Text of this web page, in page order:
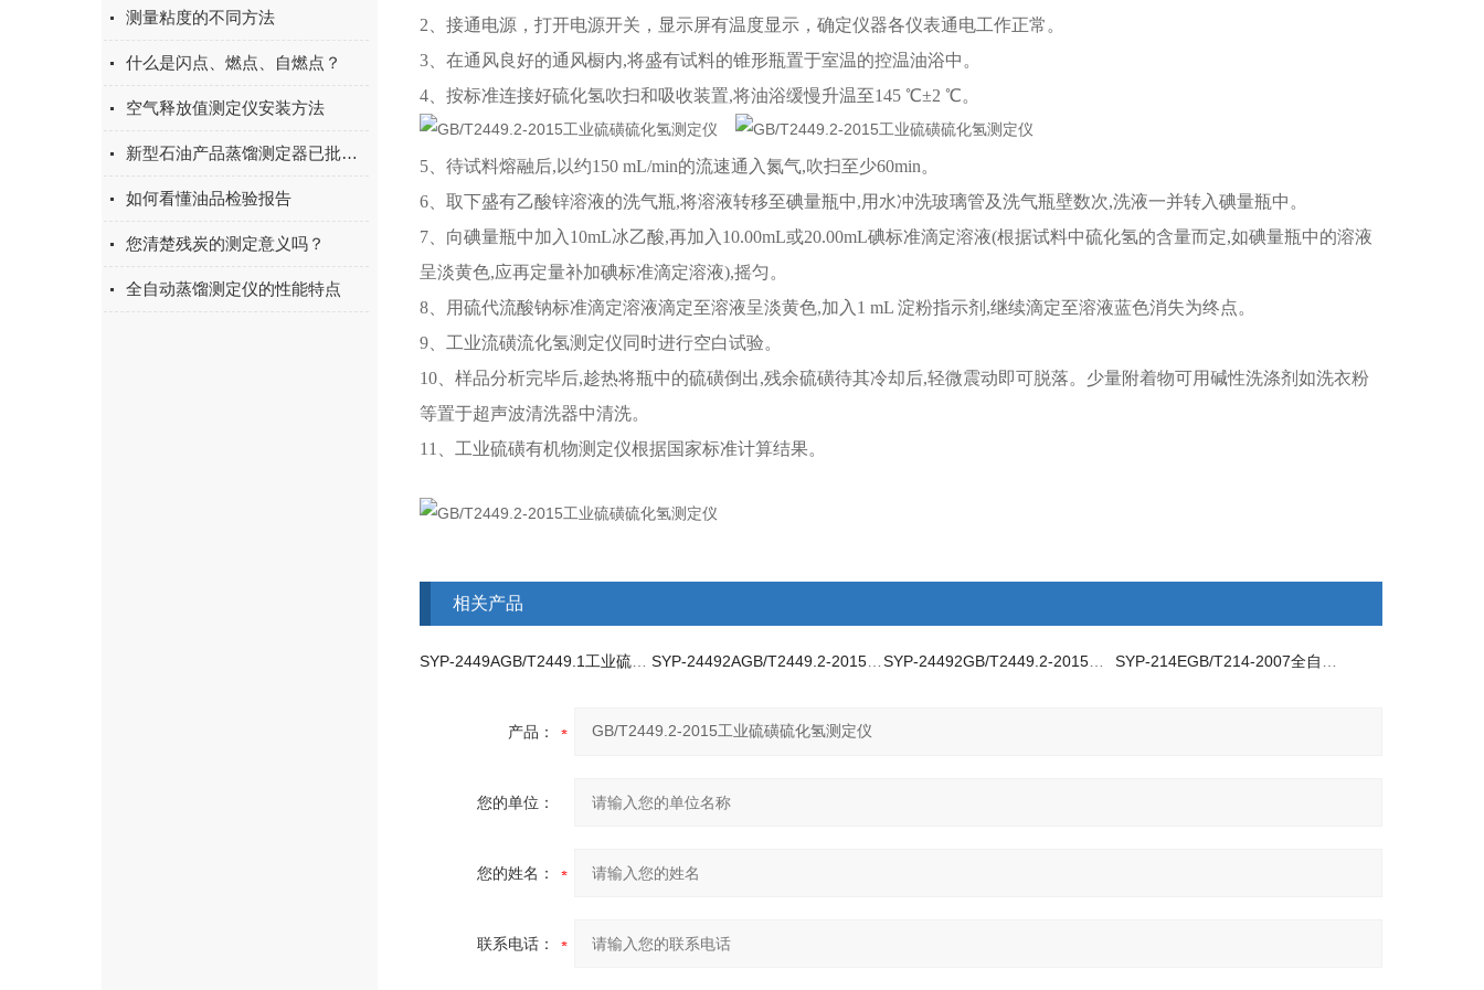
测量粘度的不同方法
什么是闪点、燃点、自燃点？
空气释放值测定仪安装方法
新型石油产品蒸馏测定器已批量投产
如何看懂油品检验报告
您清楚残炭的测定意义吗？
全自动蒸馏测定仪的性能特点
2、接通电源，打开电源开关，显示屏有温度显示，确定仪器各仪表通电工作正常。
3、在通风良好的通风橱内,将盛有试料的锥形瓶置于室温的控温油浴中。
4、按标准连接好硫化氢吹扫和吸收装置,将油浴缓慢升温至145 ℃±2 ℃。
5、待试料熔融后,以约150 mL/min的流速通入氮气,吹扫至少60min。
6、取下盛有乙酸锌溶液的洗气瓶,将溶液转移至碘量瓶中,用水冲洗玻璃管及洗气瓶壁数次,洗液一并转入碘量瓶中。
7、向碘量瓶中加入10mL冰乙酸,再加入10.00mL或20.00mL碘标准滴定溶液(根据试料中硫化氢的含量而定,如碘量瓶中的溶液
呈淡黄色,应再定量补加碘标准滴定溶液),摇匀。
8、用硫代流酸钠标准滴定溶液滴定至溶液呈淡黄色,加入1 mL 淀粉指示剂,继续滴定至溶液蓝色消失为终点。
9、工业流磺流化氢测定仪同时进行空白试验。
10、样品分析完毕后,趁热将瓶中的硫磺倒出,残余硫磺待其冷却后,轻微震动即可脱落。少量附着物可用碱性洗涤剂如洗衣粉
等置于超声波清洗器中清洗。
11、工业硫磺有机物测定仪根据国家标准计算结果。
相关产品
产品：
您的单位：
您的姓名：
联系电话：